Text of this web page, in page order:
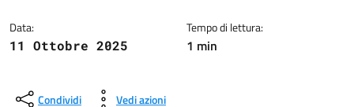
Data:
11 Ottobre 2025
Tempo di lettura:
1 min
Condividi Vedi azioni